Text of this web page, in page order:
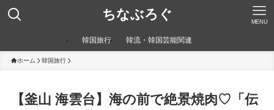
ちなぶろぐ MENU
韓国旅行 韓流・韓国芸能関連
ホーム 韓国旅行
【釜山 海雲台】海の前で絶景焼肉♡「伝